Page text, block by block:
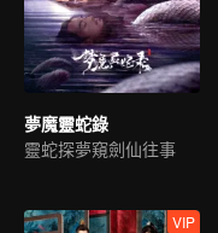
夢魔靈蛇錄
靈蛇探夢窺劍仙往事
VIP